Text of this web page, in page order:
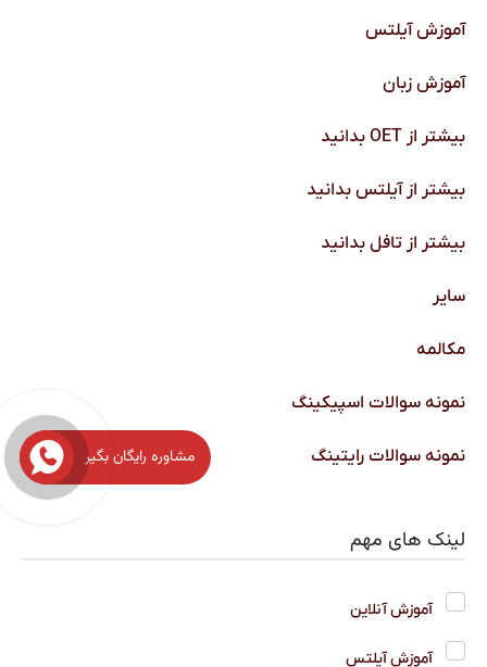
آموزش آیلتس
آموزش زبان
بیشتر از OET بدانید
بیشتر از آیلتس بدانید
بیشتر از تافل بدانید
سایر
مکالمه
نمونه سوالات اسپیکینگ
نمونه سوالات رایتینگ
لینک های مهم
آموزش آنلاین
آموزش آیلتس
مشاوره رایگان بگیر